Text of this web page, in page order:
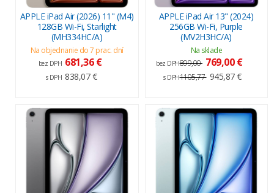
APPLE iPad Air (2026) 11" (M4)
128GB Wi-Fi, Starlight
(MH334HC/A)
Na objednanie do 7 prac. dní
bez DPH 681,36 €
s DPH 838,07 €
APPLE iPad Air 13" (2024)
256GB Wi-Fi, Purple
(MV2H3HC/A)
Na sklade
bez DPH899,00 769,00 €
s DPH1105,77 945,87 €